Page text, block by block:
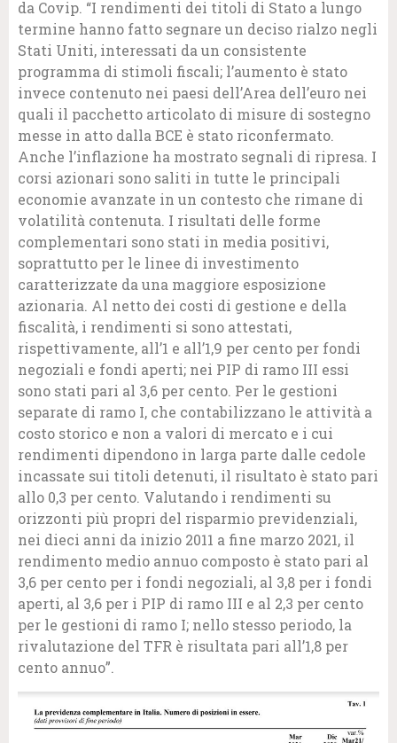
da Covip. “I rendimenti dei titoli di Stato a lungo
termine hanno fatto segnare un deciso rialzo negli
Stati Uniti, interessati da un consistente
programma di stimoli fiscali; l’aumento è stato
invece contenuto nei paesi dell’Area dell’euro nei
quali il pacchetto articolato di misure di sostegno
messe in atto dalla BCE è stato riconfermato.
Anche l’inflazione ha mostrato segnali di ripresa. I
corsi azionari sono saliti in tutte le principali
economie avanzate in un contesto che rimane di
volatilità contenuta. I risultati delle forme
complementari sono stati in media positivi,
soprattutto per le linee di investimento
caratterizzate da una maggiore esposizione
azionaria. Al netto dei costi di gestione e della
fiscalità, i rendimenti si sono attestati,
rispettivamente, all’1 e all’1,9 per cento per fondi
negoziali e fondi aperti; nei PIP di ramo III essi
sono stati pari al 3,6 per cento. Per le gestioni
separate di ramo I, che contabilizzano le attività a
costo storico e non a valori di mercato e i cui
rendimenti dipendono in larga parte dalle cedole
incassate sui titoli detenuti, il risultato è stato pari
allo 0,3 per cento. Valutando i rendimenti su
orizzonti più propri del risparmio previdenziali,
nei dieci anni da inizio 2011 a fine marzo 2021, il
rendimento medio annuo composto è stato pari al
3,6 per cento per i fondi negoziali, al 3,8 per i fondi
aperti, al 3,6 per i PIP di ramo III e al 2,3 per cento
per le gestioni di ramo I; nello stesso periodo, la
rivalutazione del TFR è risultata pari all’1,8 per
cento annuo”.